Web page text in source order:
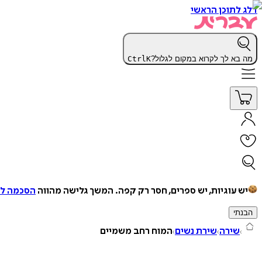
דלג לתוכן הראשי
מה בא לך לקרוא במקום לגלול? CtrlK
יש עוגיות, יש ספרים, חסר רק קפה. המשך גלישה מהווה הסכמה
הבנתי
שירה שירת נשים המוח רחב משמיים